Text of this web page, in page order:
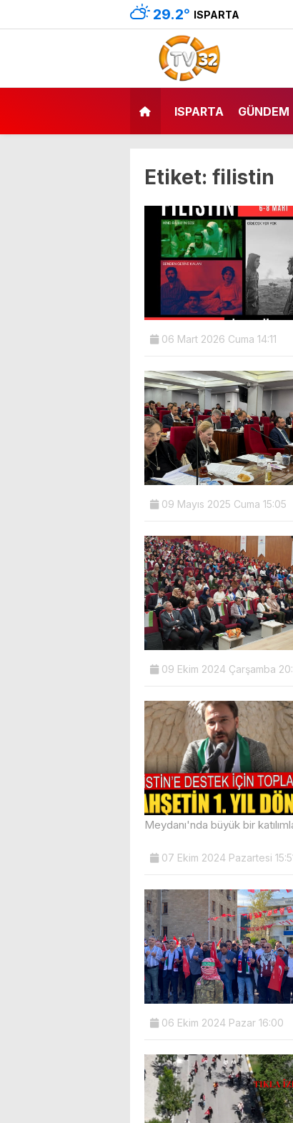
29.2° ISPARTA
ISPARTA GÜNDEM
Etiket: filistin
06 Mart 2026 Cuma 14:11
09 Mayıs 2025 Cuma 15:05
09 Ekim 2024 Çarşamba
Meydanı'nda büyük bir
07 Ekim 2024 Pazartesi
06 Ekim 2024 Pazar 16:00